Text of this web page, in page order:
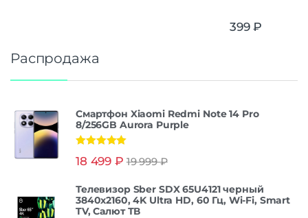
399₽
Распродажа
Смартфон Xiaomi Redmi Note 14 Pro
8/256GB Aurora Purple
из 5
18 499 ₽ 19 999₽
Телевизор Sber SDX 65U4121 черный
3840x2160, 4K Ultra HD, 60 Гц, Wi-Fi, Smart
TV, Салют ТВ